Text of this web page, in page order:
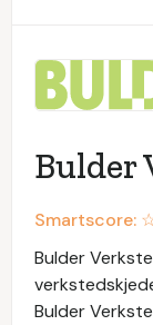
Bulder
Smartscore:
Bulder
Bulder